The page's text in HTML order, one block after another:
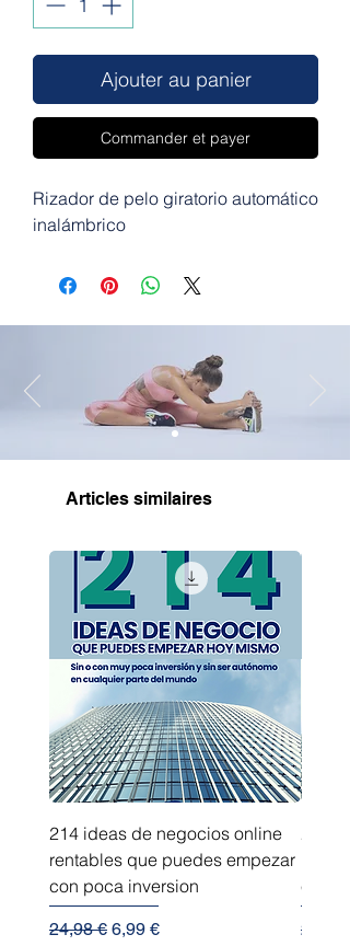
Ajouter au panier
Commander et payer
Rizador de pelo giratorio automático
inalámbrico
Articles similaires
214 ideas de negocios online
rentables que puedes empezar
con poca inversion
Prix original
24,98 € Prix promotionnel
6,99 €
214
Prix
24,98 €